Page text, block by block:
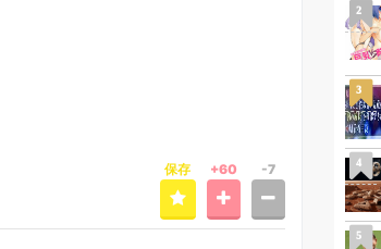
保存 +60 -7
2
3
4
5